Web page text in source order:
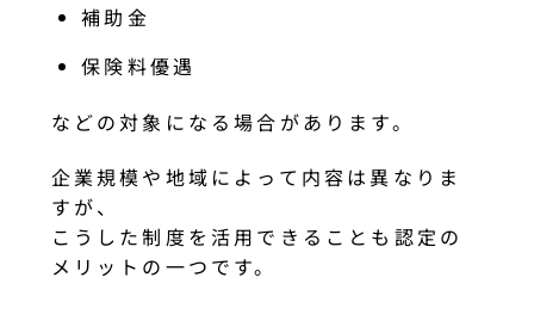
補助金
保険料優遇
などの対象になる場合があります。
企業規模や地域によって内容は異なりま
すが、
こうした制度を活用できることも認定の
メリットの一つです。